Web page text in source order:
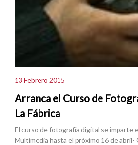
13 Febrero 2015
Arranca el Curso de
La Fábrica
El curso de fotografía digital se imparte
Multimedia hasta el próximo 16 de abril-